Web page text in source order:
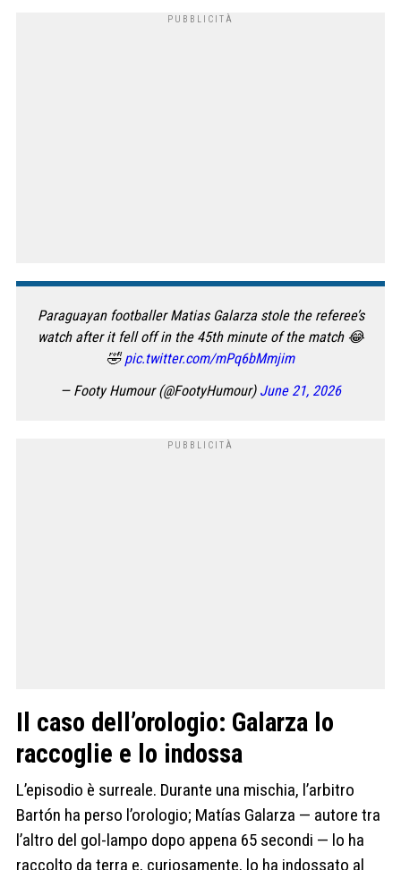
Paraguayan footballer Matias Galarza stole the referee’s
watch after it fell off in the 45th minute of the match 😂
🤣 pic.twitter.com/mPq6bMmjim
— Footy Humour (@FootyHumour) June 21, 2026
Il caso dell’orologio: Galarza lo
raccoglie e lo indossa
L’episodio è surreale. Durante una mischia, l’arbitro
Bartón ha perso l’orologio; Matías Galarza — autore tra
l’altro del gol-lampo dopo appena 65 secondi — lo ha
raccolto da terra e, curiosamente, lo ha indossato al